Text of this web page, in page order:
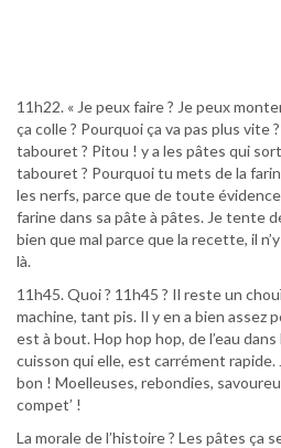
11h22. « Je peux faire ? Je peux
ça colle ? Pourquoi ça va pas plus vite
tabouret ? Pitou ! y a les pâtes qui
tabouret ? Pourquoi tu mets de la
les nerfs, parce que de toute
farine dans sa pâte à pâtes. Je tente
bien que mal parce que la recette, il
là.
11h45. Quoi ? 11h45 ? Il reste un
machine, tant pis. Il y en a bien assez
est à bout. Hop hop hop, de l’eau
cuisson qui elle, est carrément
bon ! Moelleuses, rebondies,
compet’ !
La morale de l’histoire ? Les pâtes ça